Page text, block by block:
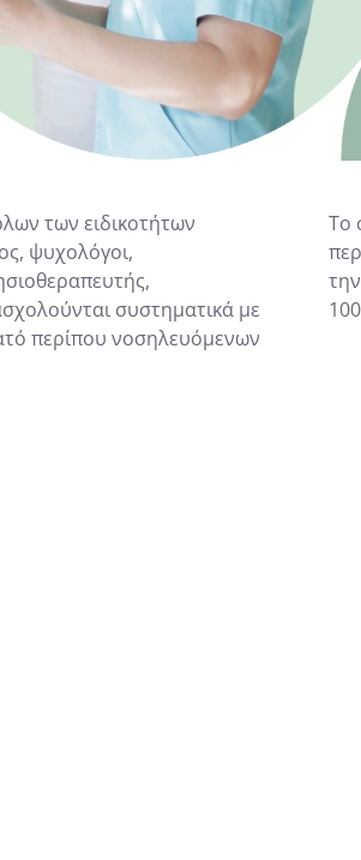
των ειδικοτήτων
ψυχολόγοι,
συστηματικά με
περίπου νοσηλευόμενων
Το